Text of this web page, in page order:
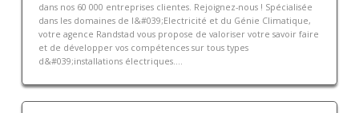
dans nos 60 000 entreprises clientes. Rejoignez-nous ! Spécialisée
dans les domaines de l&#039;Electricité et du Génie Climatique,
votre agence Randstad vous propose de valoriser votre savoir faire
et de développer vos compétences sur tous types
d&#039;installations électriques....